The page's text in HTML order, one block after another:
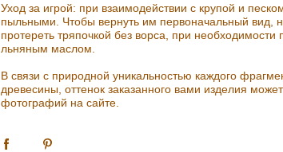
Уход за игрой: при взаимодействии с крупой и
пыльными. Чтобы вернуть им первоначальный вид,
протереть тряпочкой без ворса, при
льняным маслом.
В связи с природной уникальностью каждого
древесины, оттенок заказанного вами изделия
фотографий на сайте.